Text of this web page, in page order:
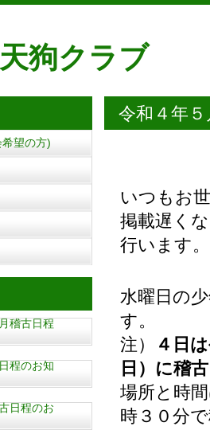
狗クラブ
令和４年
いつもお
掲載遅く
行います。
水曜日の
す。
注）
４日
日）に稽
場所と時
時３０分
望の方)
稽古日程
程のお知
日程のお